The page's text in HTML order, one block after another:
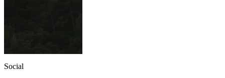
Social